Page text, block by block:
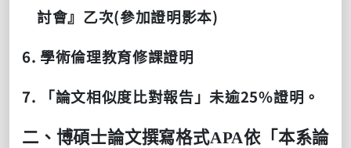
討會』乙次(參加證明影本)
6. 學術倫理教育修課證明
7. 「論文相似度比對報告」未逾25%證明。
二、博碩士論文撰寫格式APA依「本系論